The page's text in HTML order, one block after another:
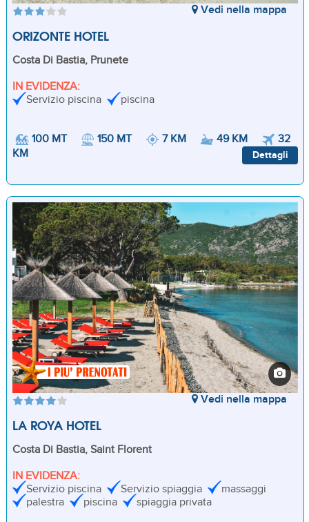
ORIZONTE HOTEL
Vedi nella mappa
Costa Di Bastia, Prunete
IN EVIDENZA:
Servizio piscina
piscina
100 MT 150 MT 7 KM 49 KM
32
KM
Dettagli
LA ROYA HOTEL
Vedi nella mappa
Costa Di Bastia, Saint Florent
IN EVIDENZA:
Servizio piscina
Servizio spiaggia
massaggi
palestra
piscina spiaggia privata